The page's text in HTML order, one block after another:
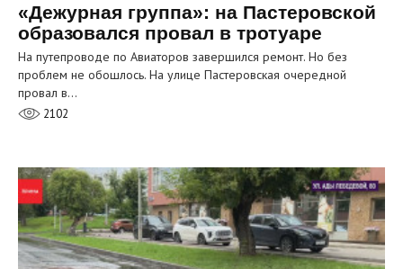
«Дежурная группа»: на Пастеровской
образовался провал в тротуаре
На путепроводе по Авиаторов завершился ремонт. Но без
проблем не обошлось. На улице Пастеровская очередной
провал в…
2102